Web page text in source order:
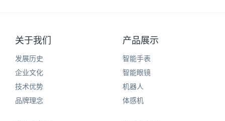
关于我们
发展历史
企业文化
技术优势
品牌理念
产品展示
智能手表
智能眼镜
机器人
体感机